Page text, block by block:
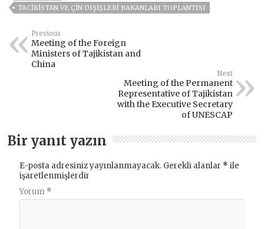
TACIKISTAN VE ÇIN DIŞIŞLERI BAKANLARI TOPLANTISI
Previous
Meeting of the Foreign
Ministers of Tajikistan and
China
Next
Meeting of the Permanent
Representative of Tajikistan
with the Executive Secretary
of UNESCAP
Bir yanıt yazın
E-posta adresiniz yayınlanmayacak. Gerekli alanlar * ile
işaretlenmişlerdir
Yorum *